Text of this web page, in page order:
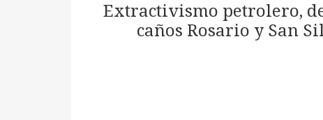
Extractivismo petrolero,
caños Rosario y San